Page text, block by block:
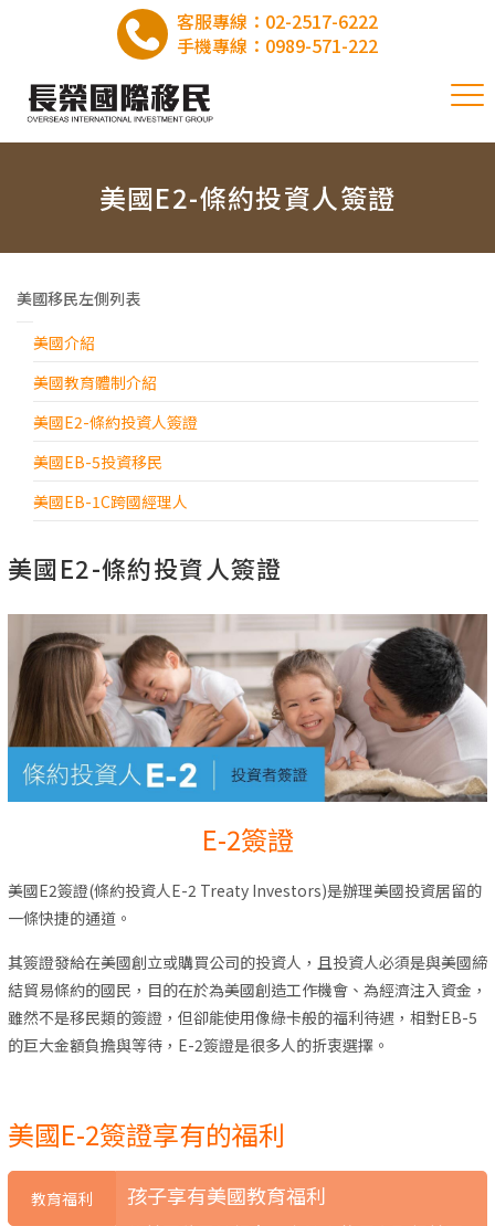
客服專線： 02-2517-6222
手機專線： 0989-571-222
美國E2-條約投資人簽證
美國移民左側列表
美國介紹
美國教育體制介紹
美國E2-條約投資人簽證
美國EB-5投資移民
美國EB-1C跨國經理人
美國E2-條約投資人簽證
E-2簽證
美國E2簽證(條約投資人E-2 Treaty Investors)是辦理美國投資居留的
一條快捷的通道。
其簽證發給在美國創立或購買公司的投資人，且投資人必須是與美國締
結貿易條約的國民，目的在於為美國創造工作機會、為經濟注入資金，
雖然不是移民類的簽證，但卻能使用像綠卡般的福利待遇，相對EB-5
的巨大金額負擔與等待，E-2簽證是很多人的折衷選擇。
美國E-2簽證享有的福利
教育福利 孩子享有美國教育福利